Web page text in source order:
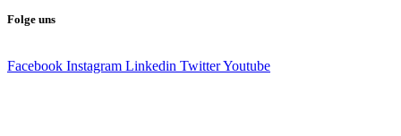
Folge uns
Facebook Instagram Linkedin TwitterYoutube